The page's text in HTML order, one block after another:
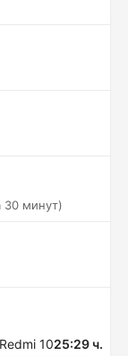
30 минут)
1025:29 ч.